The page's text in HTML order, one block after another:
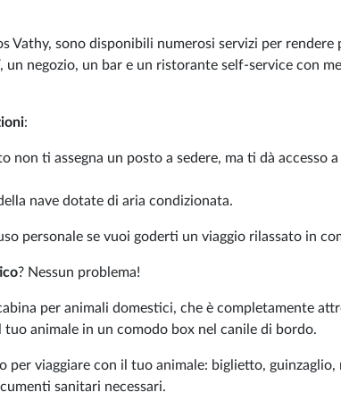
sono disponibili numerosi servizi per rendere
negozio, un bar e un ristorante self-service con
:
non ti assegna un posto a sedere, ma ti dà accesso a
nave dotate di aria condizionata.
personale se vuoi goderti un viaggio rilassato in
? Nessun problema!
per animali domestici, che è completamente
animale in un comodo box nel canile di bordo.
viaggiare con il tuo animale: biglietto, guinzaglio,
sanitari necessari.